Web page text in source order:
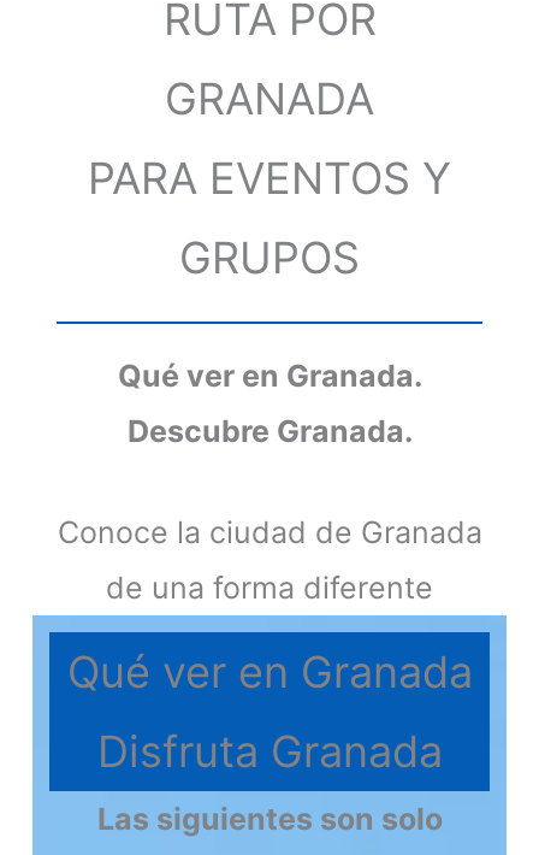
RUTA POR
GRANADA
PARA EVENTOS Y
GRUPOS
Qué ver en Granada.
Descubre Granada.
Conoce la ciudad de Granada
de una forma diferente
Qué ver en Granada
Disfruta Granada
Las siguientes son solo